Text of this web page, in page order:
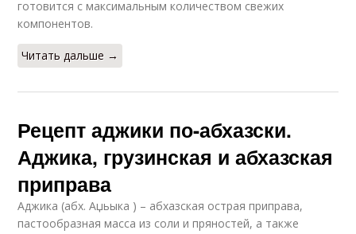
готовится с максимальным количеством свежих
компонентов.
Читать дальше →
Рецепт аджики по-абхазски.
Аджика, грузинская и абхазская
приправа
Аджика (абх. Аџьыка ) – абхазская острая приправа,
пастообразная масса из соли и пряностей, а также